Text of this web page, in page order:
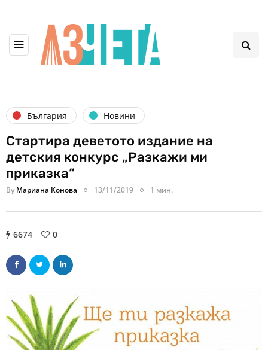
България Новини
Стартира деветото издание на
детския конкурс „Разкажи ми
приказка“
By Мариана Конова 13/11/2019 1 мин.
6674 0